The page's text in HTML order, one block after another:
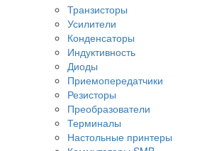
Транзисторы
Усилители
Конденсаторы
Индуктивность
Диоды
Приемопередатчики
Резисторы
Преобразователи
Терминалы
Настольные принтеры